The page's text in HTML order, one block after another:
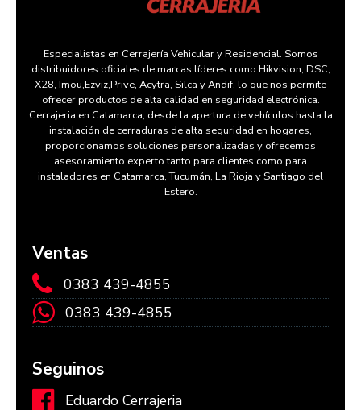
Especialistas en Cerrajería Vehicular y Residencial. Somos
distribuidores oficiales de marcas líderes como Hikvision, DSC,
X28, Imou,Ezviz,Prive, Acytra, Silca y Andif, lo que nos permite
ofrecer productos de alta calidad en seguridad electrónica.
Cerrajeria en Catamarca, desde la apertura de vehículos hasta la
instalación de cerraduras de alta seguridad en hogares,
proporcionamos soluciones personalizadas y ofrecemos
asesoramiento experto tanto para clientes como para
instaladores en Catamarca, Tucumán, La Rioja y Santiago del
Estero.
Ventas
0383 439-4855
0383 439-4855
Seguinos
Eduardo Cerrajeria